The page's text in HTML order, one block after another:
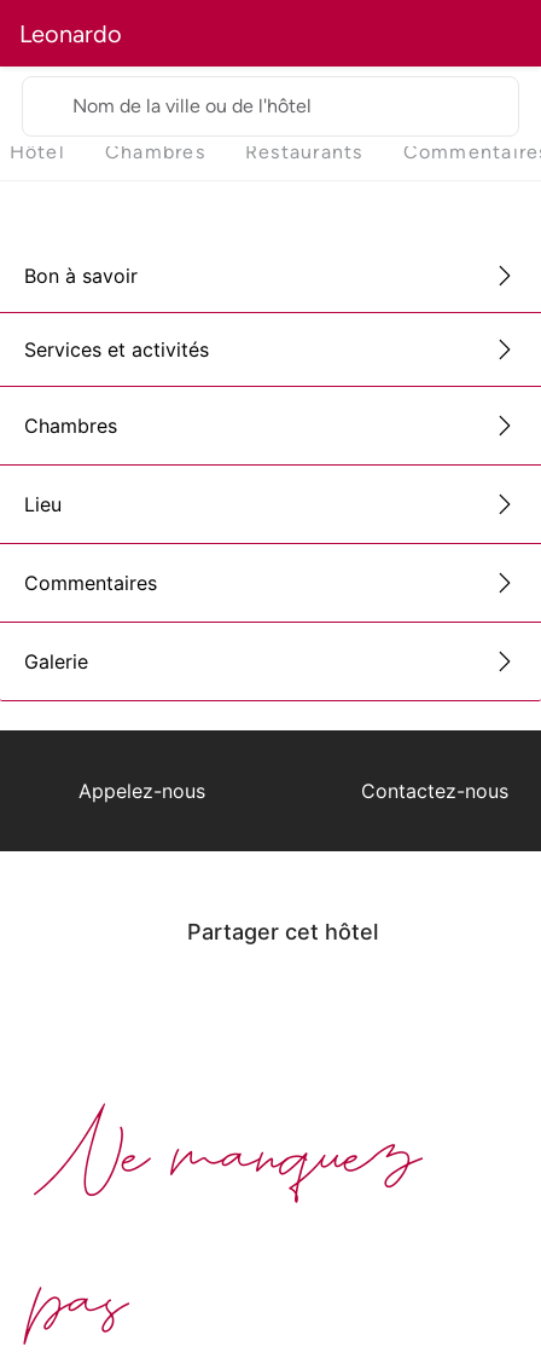
Leonardo
Nom de la ville ou de l'hôtel
Hôtel Chambres Restaurants
Bon à savoir
Services et activités
Chambres
Lieu
Commentaires
Galerie
Appelez-nous Contactez-nous
Partager cet hôtel
Ne manquez
pas